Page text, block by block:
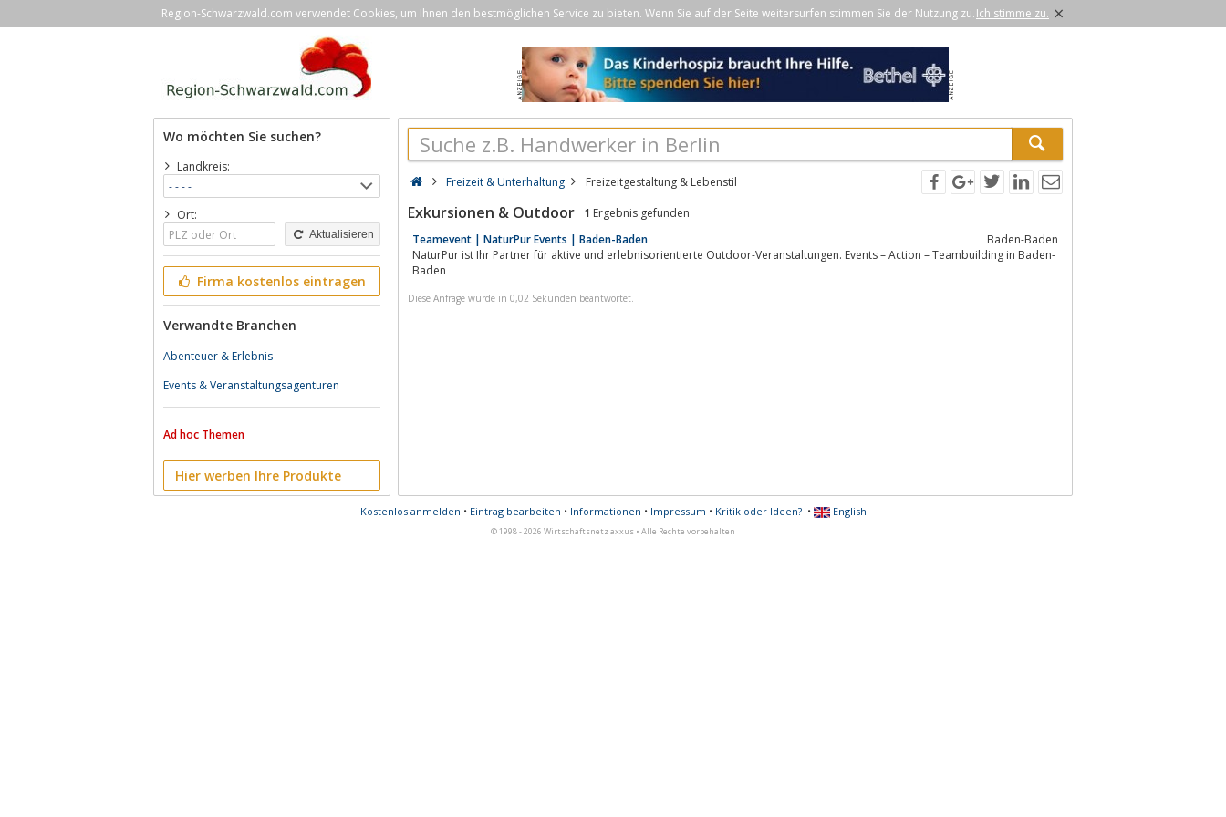
Region-Schwarzwald.com verwendet Cookies, um Ihnen den bestmöglichen Service zu bieten. Wenn Sie auf der Seite weitersurfen stimmen Sie der Nutzung zu.Ich stimme zu. ×
Wo möchten Sie suchen?
Landkreis:
Ort:
Aktualisieren
Firma kostenlos eintragen
Verwandte Branchen
Abenteuer & Erlebnis
Events & Veranstaltungsagenturen
Ad hoc Themen
Hier werben Ihre Produkte
Freizeit & Unterhaltung Freizeitgestaltung & Lebenstil
Exkursionen & Outdoor 1 Ergebnis gefunden
Teamevent | NaturPur Events | Baden-Baden
Baden-Baden
NaturPur ist Ihr Partner für aktive und erlebnisorientierte Outdoor-Veranstaltungen. Events – Action – Teambuilding in Baden-
Baden
Diese Anfrage wurde in 0,02 Sekunden beantwortet.
Kostenlos anmelden • Eintrag bearbeiten • Informationen • Impressum • Kritik oder Ideen?• English
© 1998 - 2026 Wirtschaftsnetz axxus • Alle Rechte vorbehalten